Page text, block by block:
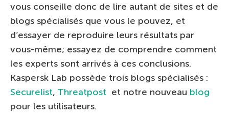
vous conseille donc de lire autant de sites et de
blogs spécialisés que vous le pouvez, et
d’essayer de reproduire leurs résultats par
vous-même; essayez de comprendre comment
les experts sont arrivés à ces conclusions.
Kaspersk Lab possède trois blogs spécialisés :
Securelist, Threatpost et notre nouveau blog
pour les utilisateurs.